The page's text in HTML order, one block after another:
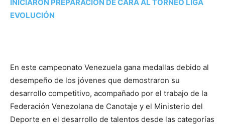
INICIARON PREPARACIÓN DE CARA AL TORNEO LIGA
EVOLUCIÓN
En este campeonato Venezuela gana medallas debido al
desempeño de los jóvenes que demostraron su
desarrollo competitivo, acompañado por el trabajo de la
Federación Venezolana de Canotaje y el Ministerio del
Deporte en el desarrollo de talentos desde las categorías